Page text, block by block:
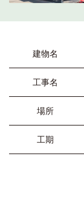
建物名
工事名
場所
工期